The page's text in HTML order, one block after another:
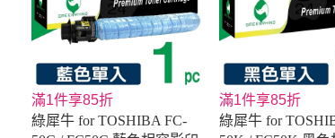
滿1件享85折
綠犀牛 for TOSHIBA FC-
滿1件享85折
綠犀牛 for